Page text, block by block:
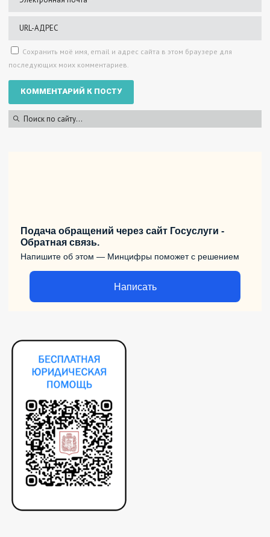
Сохранить моё имя, email и адрес сайта в этом браузере для
последующих моих комментариев.
Подача обращений через сайт Госуслуги -
Обратная связь.
Напишите об этом — Минцифры поможет с решением
Написать